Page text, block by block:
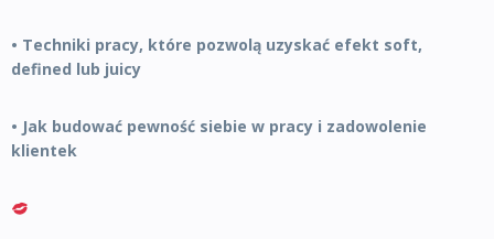
• Techniki pracy, które pozwolą uzyskać efekt soft,
defined lub juicy
• Jak budować pewność siebie w pracy i zadowolenie
klientek